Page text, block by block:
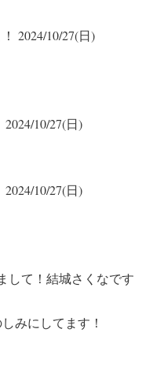
2024/10/27(日)
2024/10/27(日)
2024/10/27(日)
して！結城さくなです
みにしてます！